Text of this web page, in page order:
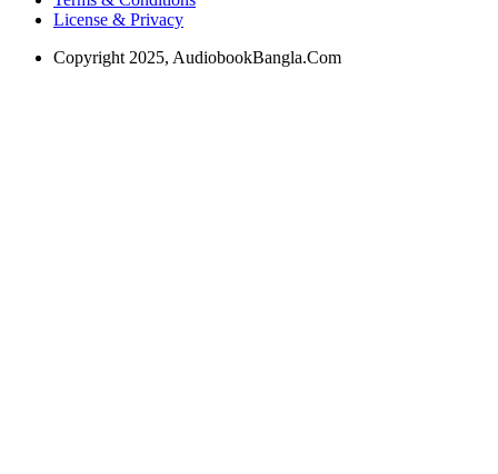
License & Privacy
Copyright 2025, AudiobookBangla.Com